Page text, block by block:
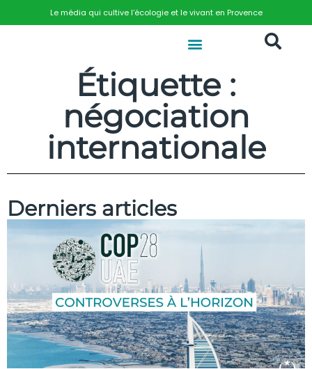
Le média qui cultive l’écologie et le vivant en Provence
Étiquette :
négociation
internationale
Derniers articles